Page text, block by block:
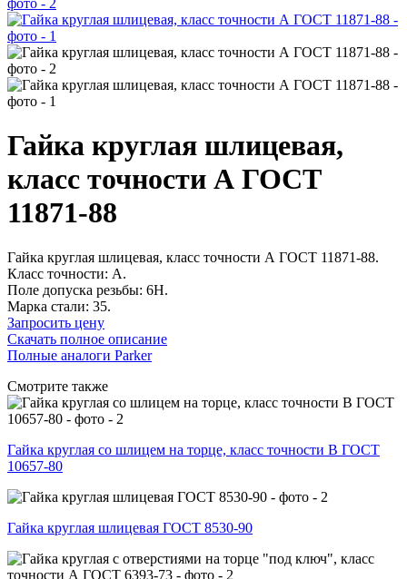
Гайка круглая шлицевая,
класс точности А ГОСТ
11871-88
Гайка круглая шлицевая, класс точности А ГОСТ 11871-88.
Класс точности: А.
Поле допуска резьбы: 6H.
Марка стали: 35.
Запросить цену
Скачать полное описание
Полные аналоги Parker
Смотрите также
Гайка круглая со шлицем на торце, класс точности В ГОСТ
10657-80
Гайка круглая шлицевая ГОСТ 8530-90